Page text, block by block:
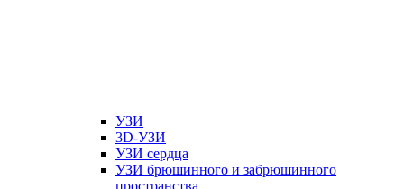
УЗИ
3D-УЗИ
УЗИ сердца
УЗИ брюшинного и забрюшинного
пространства